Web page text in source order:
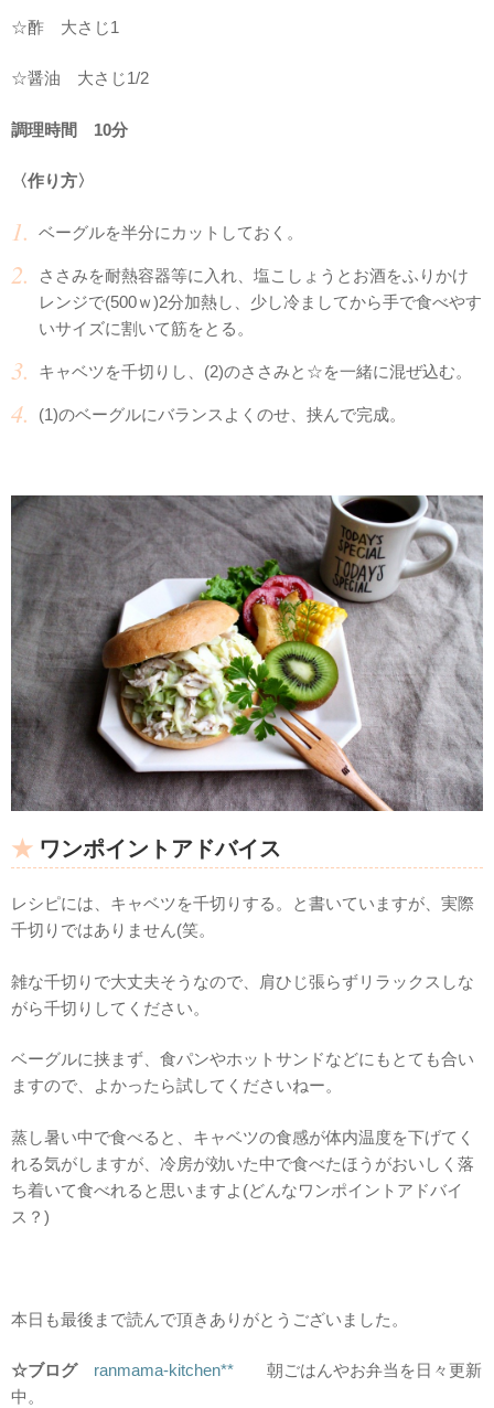
☆酢 大さじ1
☆醤油 大さじ1/2
調理時間 10分
〈作り方〉
ベーグルを半分にカットしておく。
ささみを耐熱容器等に入れ、塩こしょうとお酒をふりかけ
レンジで(500ｗ)2分加熱し、少し冷ましてから手で食べやす
いサイズに割いて筋をとる。
キャベツを千切りし、(2)のささみと☆を一緒に混ぜ込む。
(1)のベーグルにバランスよくのせ、挟んで完成。
ワンポイントアドバイス
レシピには、キャベツを千切りする。と書いていますが、実際
千切りではありません(笑。
雑な千切りで大丈夫そうなので、肩ひじ張らずリラックスしな
がら千切りしてください。
ベーグルに挟まず、食パンやホットサンドなどにもとても合い
ますので、よかったら試してくださいねー。
蒸し暑い中で食べると、キャベツの食感が体内温度を下げてく
れる気がしますが、冷房が効いた中で食べたほうがおいしく落
ち着いて食べれると思いますよ(どんなワンポイントアドバイ
ス？)
本日も最後まで読んで頂きありがとうございました。
☆ブログ ranmama-kitchen**
朝ごはんやお弁当を日々更新
中。